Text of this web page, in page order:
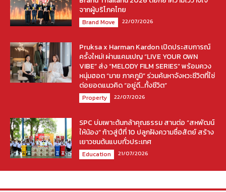
จากผู้บริโภคไทย
Brand Move 22/07/2026
Pruksa x Harman Kardon เปิดประสบการณ์
ครั้งใหม่! ผ่านแคมเปญ “LIVE YOUR OWN
VIBE” ส่ง “MELODY FILM SERIES” พร้อมควง
หนุ่มฮอต “มาย ภาคภูมิ” ร่วมค้นหาจังหวะชีวิตที่ใช่
ต่อยอดแนวคิด “อยู่ดี…ทั้งชีวิต”
Property 22/07/2026
SPC บ่มเพาะต้นกล้าคุณธรรม สานต่อ “สหพัฒน์
ให้น้อง” ก้าวสู่ปีที่ 10 ปลูกฝังความซื่อสัตย์ สร้าง
เยาวชนต้นแบบทั่วประเทศ
Education 21/07/2026